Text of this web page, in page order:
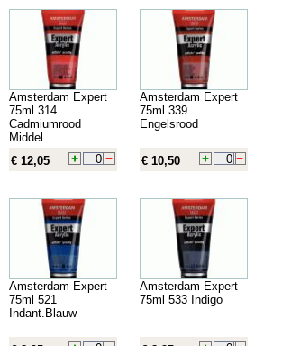
Amsterdam Expert
75ml 314
Cadmiumrood
Middel
€ 12,05
Amsterdam Expert
75ml 339
Engelsrood
€ 10,50
Amsterdam Expert
75ml 521
Indant.Blauw
Amsterdam Expert
75ml 533 Indigo